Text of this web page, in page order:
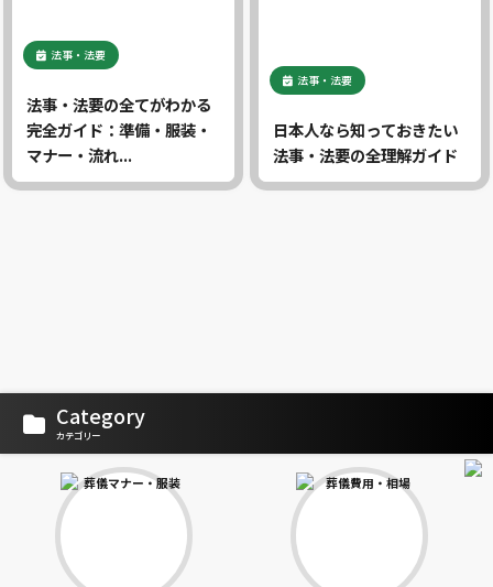
法事・法要
法事・法要の全てがわかる
完全ガイド：準備・服装・
マナー・流れ...
法事・法要
日本人なら知っておきたい
法事・法要の全理解ガイド
Category
カテゴリー